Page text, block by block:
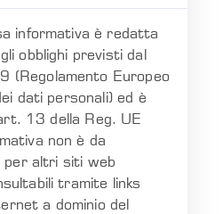
informativa è redatta
obblighi previsti dal
(Regolamento Europeo
dati personali) ed è
13 della Reg. UE
non è da
per altri siti web
tramite links
a dominio del